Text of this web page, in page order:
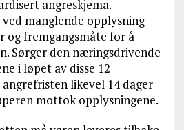
angreskjema.
manglende opplysning
og fremgangsmåte for å
Sørger den næringsdrivende
i løpet av disse 12
likevel 14 dager
mottok opplysningene.